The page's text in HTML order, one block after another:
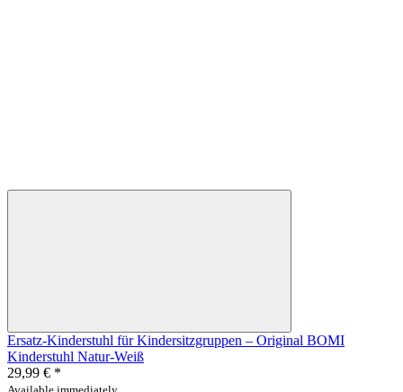
Ersatz-Kinderstuhl für Kindersitzgruppen – Original BOMI
Kinderstuhl Natur-Weiß
29,99 € *